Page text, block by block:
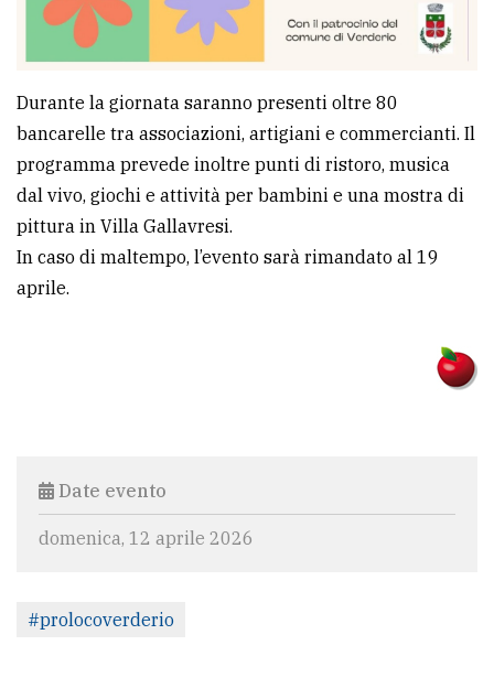
policy
Durante la giornata saranno presenti oltre 80
bancarelle tra associazioni, artigiani e commercianti. Il
programma prevede inoltre punti di ristoro, musica
dal vivo, giochi e attività per bambini e una mostra di
pittura in Villa Gallavresi.
In caso di maltempo, l’evento sarà rimandato al 19
aprile.
Date evento
domenica, 12 aprile 2026
#prolocoverderio